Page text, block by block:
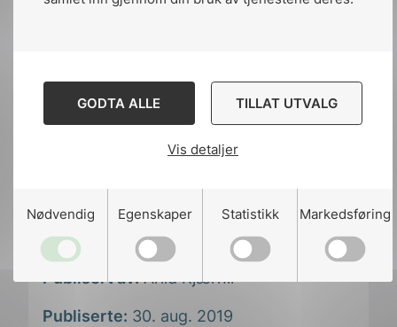
GODTA ALLE TILLAT UTVALG
Vis detaljer
Nødvendig Egenskaper Statistikk Markedsføring
Les mer om NEKs arbeid med
energilagring
Publisert av:Arild Kjærnli
Publiserte: 30. aug. 2019